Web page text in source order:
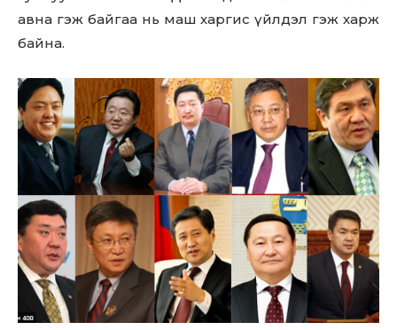
Don't miss
Sing up for our newsletter
to stay in the loop.
SUBSCRIBE
авна гэж байгаа нь маш харгис үйлдэл гэж харж
байна.